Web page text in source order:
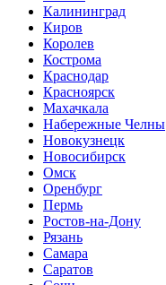
Калининград
Киров
Королев
Кострома
Краснодар
Красноярск
Махачкала
Набережные Челны
Новокузнецк
Новосибирск
Омск
Оренбург
Пермь
Ростов-на-Дону
Рязань
Самара
Саратов